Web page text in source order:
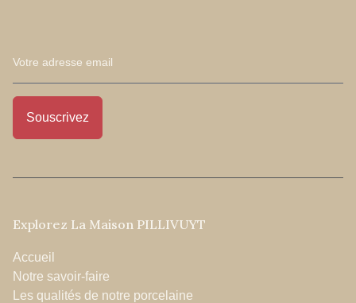
Explorez La Maison PILLIVUYT
Accueil
Notre savoir-faire
Les qualités de notre porcelaine